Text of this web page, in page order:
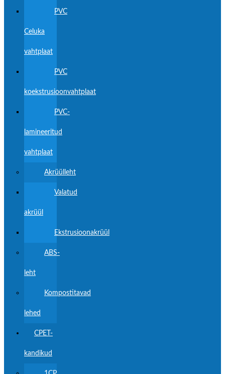
PVC
Celuka
vahtplaat
PVC
koekstrusioonvahtplaat
PVC-
lamineeritud
vahtplaat
Akrüülleht
Valatud
akrüül
Ekstrusioonakrüül
ABS-
leht
Kompostitavad
lehed
CPET-
kandikud